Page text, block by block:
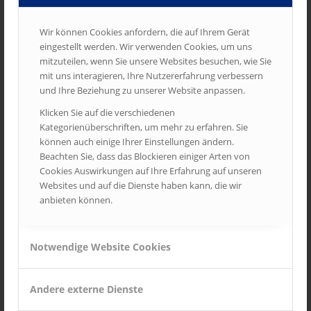
Wir können Cookies anfordern, die auf Ihrem Gerät
eingestellt werden. Wir verwenden Cookies, um uns
mitzuteilen, wenn Sie unsere Websites besuchen, wie Sie
mit uns interagieren, Ihre Nutzererfahrung verbessern
und Ihre Beziehung zu unserer Website anpassen.
Klicken Sie auf die verschiedenen
Kategorienüberschriften, um mehr zu erfahren. Sie
können auch einige Ihrer Einstellungen ändern.
Beachten Sie, dass das Blockieren einiger Arten von
Cookies Auswirkungen auf Ihre Erfahrung auf unseren
Websites und auf die Dienste haben kann, die wir
anbieten können.
Notwendige Website Cookies
Andere externe Dienste